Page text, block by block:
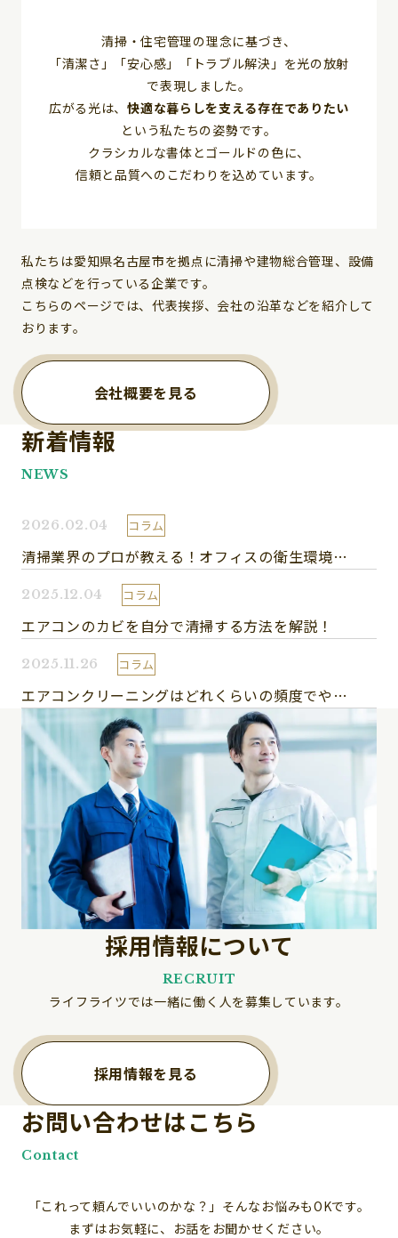
清掃・住宅管理の理念に基づき、
「清潔さ」「安心感」「トラブル解決」を光の放射
で表現しました。
広がる光は、快適な暮らしを支える存在でありたい
という私たちの姿勢です。
クラシカルな書体とゴールドの色に、
信頼と品質へのこだわりを込めています。
私たちは愛知県名古屋市を拠点に清掃や建物総合管理、設備
点検などを行っている企業です。
こちらのページでは、代表挨拶、会社の沿革などを紹介して
おります。
会社概要を見る
新着情報
NEWS
2026.02.04 コラム
清掃業界のプロが教える！オフィスの衛生環境を保つ5つのポイント
2025.12.04 コラム
エアコンのカビを自分で清掃する方法を解説！
2025.11.26 コラム
エアコンクリーニングはどれくらいの頻度でやるべき？プロが解説！
採用情報について
RECRUIT
ライフライツでは一緒に働く人を募集しています。
採用情報を見る
お問い合わせはこちら
Contact
「これって頼んでいいのかな？」そんなお悩みもOKです。
まずはお気軽に、お話をお聞かせください。